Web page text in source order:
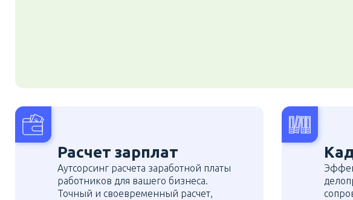
Расчет зарплат
Аутсорсинг расчета заработной платы
работников для вашего бизнеса.
Точный и своевременный расчет,